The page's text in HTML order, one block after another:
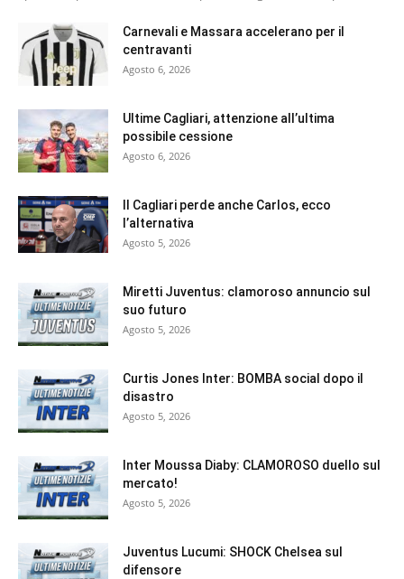
Carnevali e Massara accelerano per il
centravanti
Agosto 6, 2026
Ultime Cagliari, attenzione all’ultima
possibile cessione
Agosto 6, 2026
Il Cagliari perde anche Carlos, ecco
l’alternativa
Agosto 5, 2026
Miretti Juventus: clamoroso annuncio sul
suo futuro
Agosto 5, 2026
Curtis Jones Inter: BOMBA social dopo il
disastro
Agosto 5, 2026
Inter Moussa Diaby: CLAMOROSO duello sul
mercato!
Agosto 5, 2026
Juventus Lucumi: SHOCK Chelsea sul
difensore